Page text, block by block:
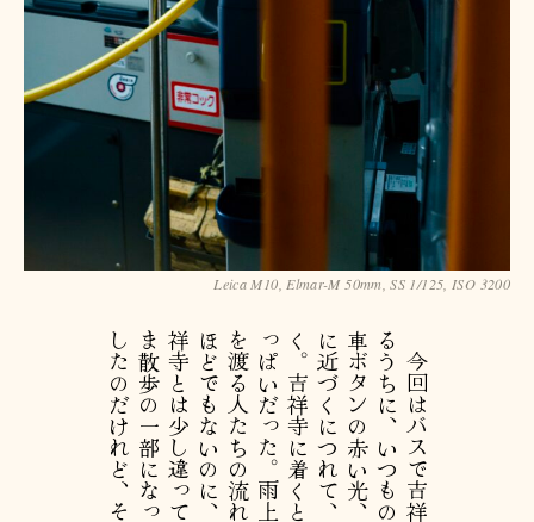
Leica M10, Elmar-M 50mm, SS 1/125, ISO 3200